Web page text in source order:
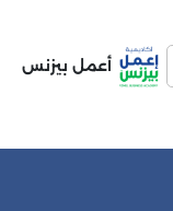
أعمل بيزنس